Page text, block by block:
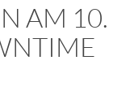
AM 10.